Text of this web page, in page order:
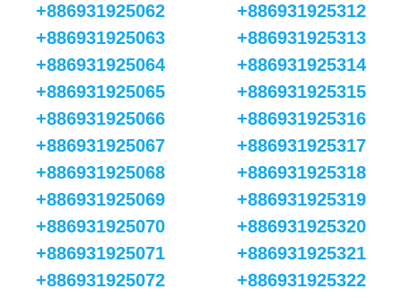
+886931925062
+886931925063
+886931925064
+886931925065
+886931925066
+886931925067
+886931925068
+886931925069
+886931925070
+886931925071
+886931925072
+886931925312
+886931925313
+886931925314
+886931925315
+886931925316
+886931925317
+886931925318
+886931925319
+886931925320
+886931925321
+886931925322